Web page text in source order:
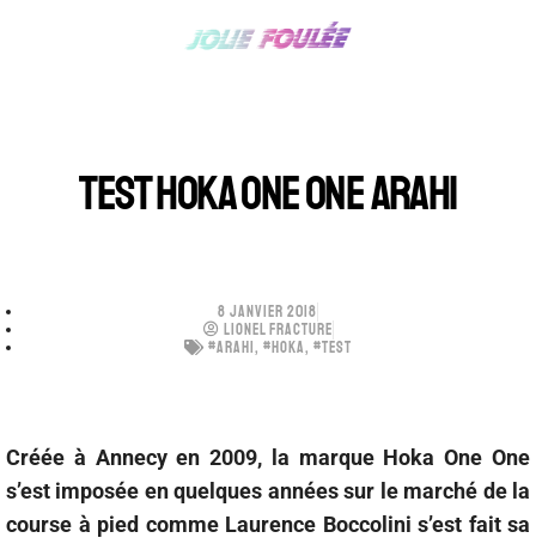
TEST HOKA ONE ONE ARAHI
8 JANVIER 2018
LIONEL FRACTURE
#ARAHI , #HOKA, #TEST
Créée à Annecy en 2009, la marque Hoka One One
s’est imposée en quelques années sur le marché de la
course à pied comme Laurence Boccolini s’est fait sa